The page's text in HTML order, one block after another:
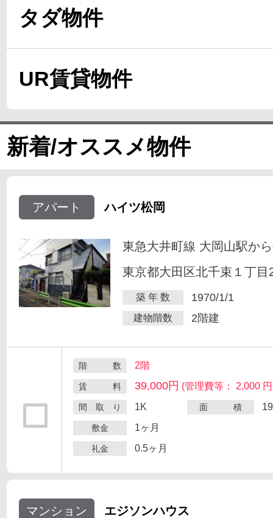
タダ物件
UR賃貸物件
新着/オススメ物件
アパート ハイツ松岡
東急大井町線 大岡山駅か
東京都大田区北千束１丁目
築 年 数 1970/1/1
建物階数 2階建
階 数 2階
賃 料 39,000円 (管理費等： 2,000
間 取 り 1K 面 積
敷金 1ヶ月
礼金 0.5ヶ月
マンション エジソンハウス